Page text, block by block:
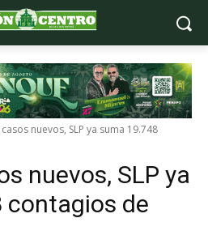
nuevos, SLP ya suma 19.748
nuevos, SLP ya
contagios de